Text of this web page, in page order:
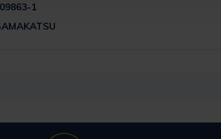
1